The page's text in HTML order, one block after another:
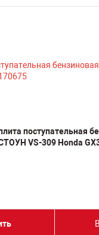
поступательная
VS-309 Honda